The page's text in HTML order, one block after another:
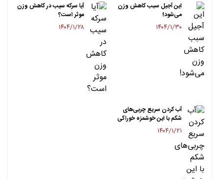
این آجیل سبب کاهش وزن
می‌شود!
۱۴۰۴/۱/۳۰
آیا سرکه سیب در کاهش وزن
موثر است؟
۱۴۰۴/۱/۲۸
آب کردن سریع چربی‌های
شکم با این خوشمزه خوراکی
۱۴۰۴/۱/۲۱